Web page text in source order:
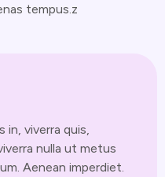
tempus.z
in, viverra quis,
nulla ut metus
Aenean imperdiet.